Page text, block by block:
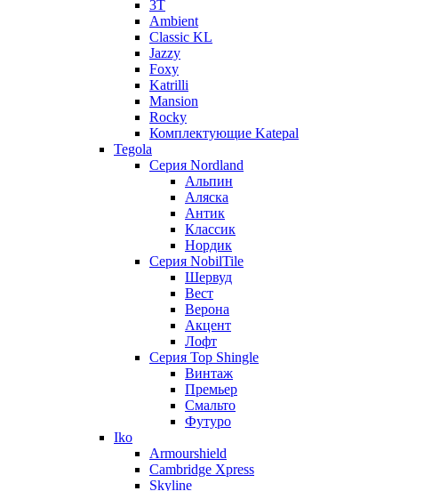
3T
Ambient
Classic KL
Jazzy
Foxy
Katrilli
Mansion
Rocky
Комплектующие Katepal
Tegola
Серия Nordland
Альпин
Аляска
Антик
Классик
Нордик
Серия NobilTile
Шервуд
Вест
Верона
Акцент
Лофт
Серия Top Shingle
Винтаж
Премьер
Смальто
Футуро
Iko
Armourshield
Cambridge Xpress
Skyline